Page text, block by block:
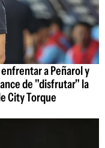
a Peñarol y
de "disfrutar" la
City Torque